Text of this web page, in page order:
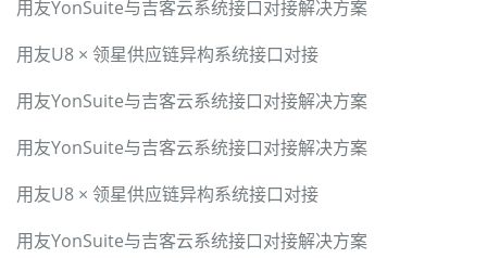
用友YonSuite与吉客云系统接口对接解决方案
用友U8 × 领星供应链异构系统接口对接
用友YonSuite与吉客云系统接口对接解决方案
用友YonSuite与吉客云系统接口对接解决方案
用友U8 × 领星供应链异构系统接口对接
用友YonSuite与吉客云系统接口对接解决方案